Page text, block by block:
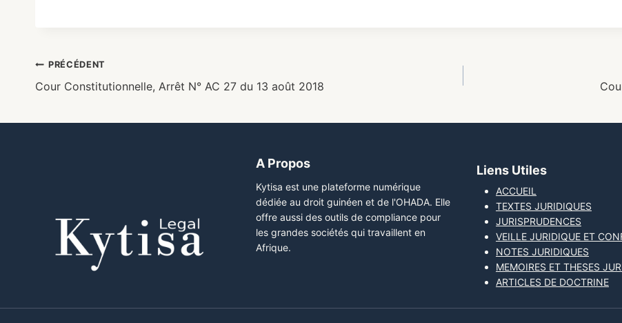
PRÉCÉDENT
Cour Constitutionnelle, Arrêt N° AC 27 du 13 août 2018
A Propos
Kytisa est une plateforme numérique
dédiée au droit guinéen et de l'OHADA. Elle
offre aussi des outils de compliance pour
les grandes sociétés qui travaillent en
Afrique.
Liens Utiles
ACCUEIL
TEXTES JURIDIQUES
JURISPRUDENCES
VEILLE JURIDIQUE ET
NOTES JURIDIQUES
MEMOIRES ET THESES
ARTICLES DE DOCTRINE